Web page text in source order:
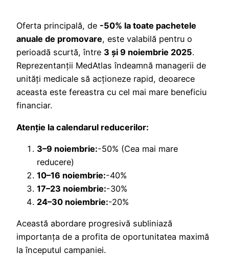
Oferta principală, de -50% la toate pachetele
anuale de promovare, este valabilă pentru o
perioadă scurtă, între 3 și 9 noiembrie 2025.
Reprezentanții MedAtlas îndeamnă managerii de
unități medicale să acționeze rapid, deoarece
aceasta este fereastra cu cel mai mare beneficiu
financiar.
Atenție la calendarul reducerilor:
3–9 noiembrie:-50% (Cea mai mare
reducere)
10–16 noiembrie:-40%
17–23 noiembrie:-30%
24–30 noiembrie:-20%
Această abordare progresivă subliniază
importanța de a profita de oportunitatea maximă
la începutul campaniei.